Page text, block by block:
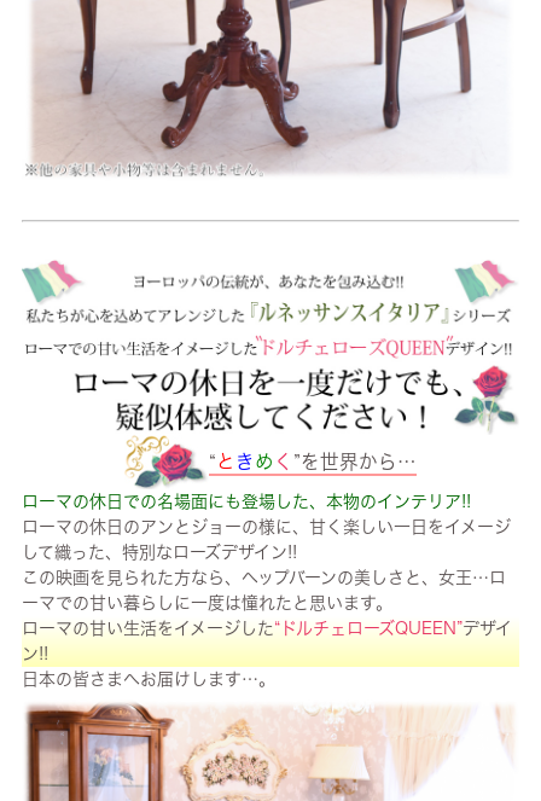
“と き め く ”を世界から…
ローマの休日での名場面にも登場した、本物のインテリア!!
ローマの休日のアンとジョーの様に、甘く楽しい一日をイメージ
して織った、特別なローズデザイン!!
この映画を見られた方なら、ヘップバーンの美しさと、女王…ロ
ーマでの甘い暮らしに一度は憧れたと思います。
ローマの甘い生活をイメージした“ドルチェローズQUEEN”デザイ
ン!!
日本の皆さまへお届けします…。